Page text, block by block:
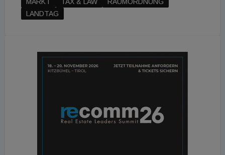
LANDTAG